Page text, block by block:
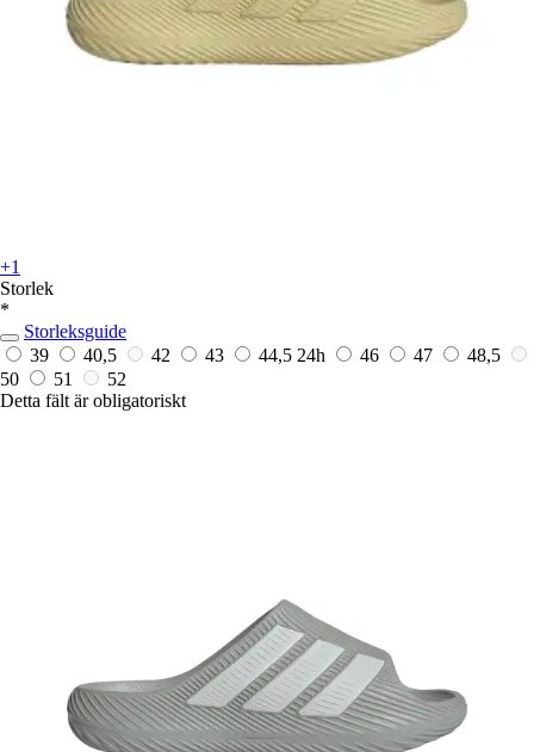
+1
Storlek
*
Storleksguide
39
40,5 42 43 44,5 24h 46 47
48,5
50
51
52
Detta fält är obligatoriskt